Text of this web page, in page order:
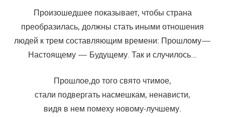
Произошедшее показывает, чтобы страна
преобразилась, должны стать иными отношения
людей к трем составляющим времени: Прошлому—
Настоящему — Будущему. Так и случилось…
Прошлое,до того свято чтимое,
стали подвергать насмешкам, ненависти,
видя в нем помеху новому-лучшему.